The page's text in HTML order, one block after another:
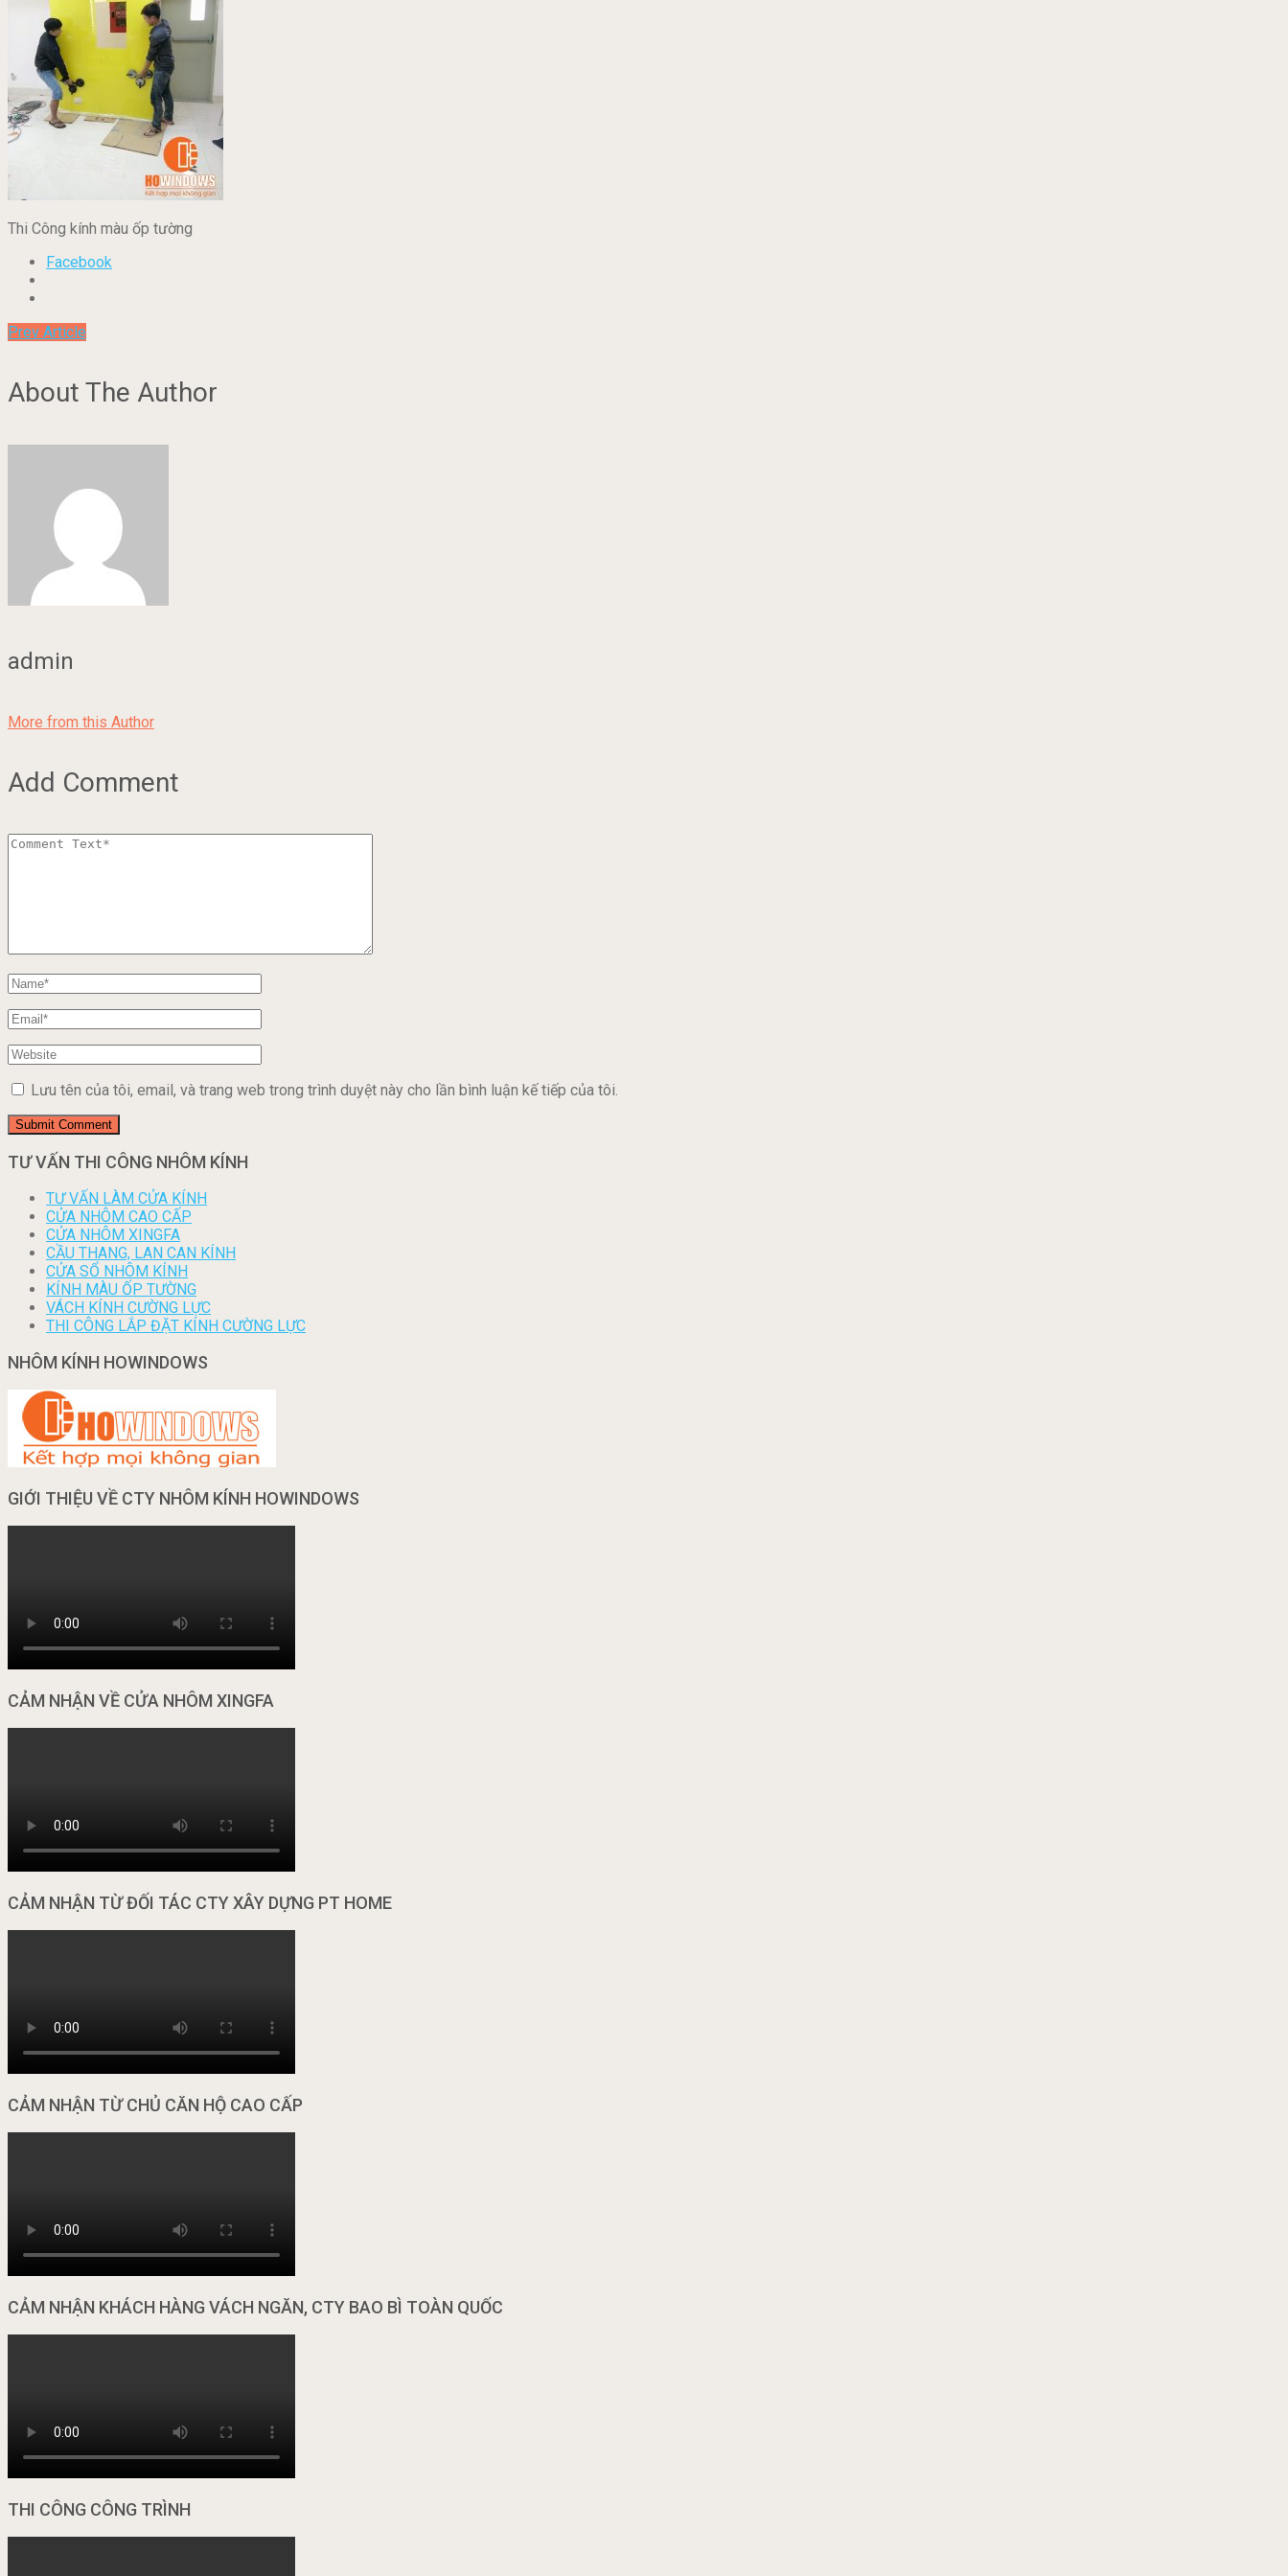
Thi Công kính màu ốp tường
Facebook
Prev Article
About The Author
admin
More from this Author
Add Comment
Lưu tên của tôi, email, và trang web trong trình duyệt này cho lần bình luận kế tiếp của tôi.
TƯ VẤN THI CÔNG NHÔM KÍNH
TƯ VẤN LÀM CỬA KÍNH
CỬA NHÔM CAO CẤP
CỬA NHÔM XINGFA
CẦU THANG, LAN CAN KÍNH
CỬA SỔ NHÔM KÍNH
KÍNH MÀU ỐP TƯỜNG
VÁCH KÍNH CƯỜNG LỰC
THI CÔNG LẮP ĐẶT KÍNH CƯỜNG LỰC
NHÔM KÍNH HOWINDOWS
GIỚI THIỆU VỀ CTY NHÔM KÍNH HOWINDOWS
CẢM NHẬN VỀ CỬA NHÔM XINGFA
CẢM NHẬN TỪ ĐỐI TÁC CTY XÂY DỰNG PT HOME
CẢM NHẬN TỪ CHỦ CĂN HỘ CAO CẤP
CẢM NHẬN KHÁCH HÀNG VÁCH NGĂN, CTY BAO BÌ TOÀN QUỐC
THI CÔNG CÔNG TRÌNH